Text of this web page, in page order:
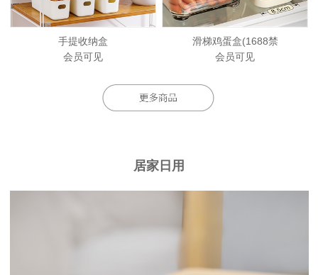
手提收纳盒
会员可见
滑梯鸡蛋盒(1688禁
会员可见
居家日用